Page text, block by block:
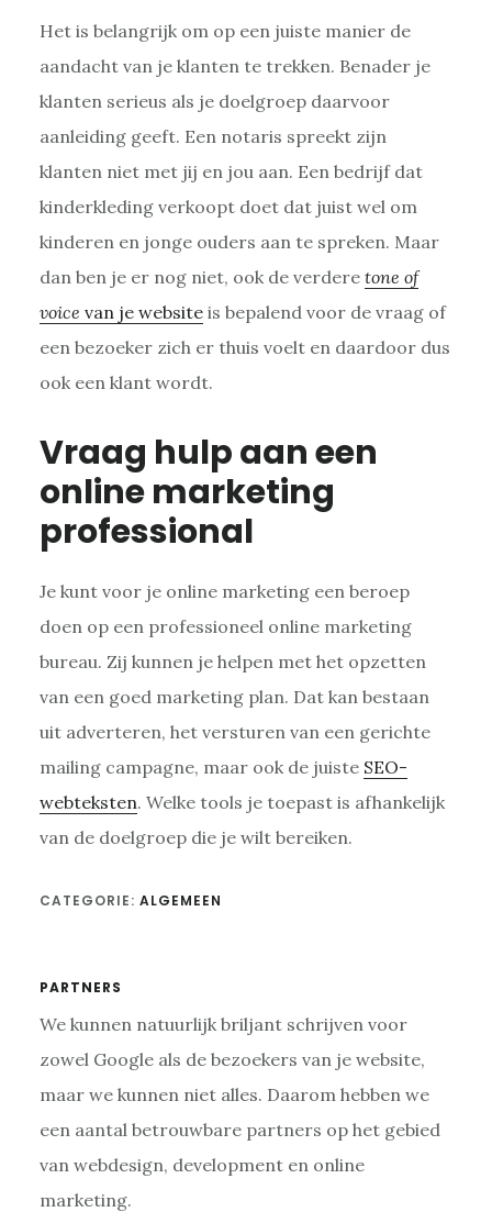
Het is belangrijk om op een juiste manier de
aandacht van je klanten te trekken. Benader je
klanten serieus als je doelgroep daarvoor
aanleiding geeft. Een notaris spreekt zijn
klanten niet met jij en jou aan. Een bedrijf dat
kinderkleding verkoopt doet dat juist wel om
kinderen en jonge ouders aan te spreken. Maar
dan ben je er nog niet, ook de verdere tone of
voice van je websiteis bepalend voor de vraag of
een bezoeker zich er thuis voelt en daardoor dus
ook een klant wordt.
Vraag hulp aan een
online marketing
professional
Je kunt voor je online marketing een beroep
doen op een professioneel online marketing
bureau. Zij kunnen je helpen met het opzetten
van een goed marketing plan. Dat kan bestaan
uit adverteren, het versturen van een gerichte
mailing campagne, maar ook de juiste SEO-
webteksten. Welke tools je toepast is afhankelijk
van de doelgroep die je wilt bereiken.
CATEGORIE: ALGEMEEN
Primaire
Sidebar
PARTNERS
We kunnen natuurlijk briljant schrijven voor
zowel Google als de bezoekers van je website,
maar we kunnen niet alles. Daarom hebben we
een aantal betrouwbare partners op het gebied
van webdesign, development en online
marketing.